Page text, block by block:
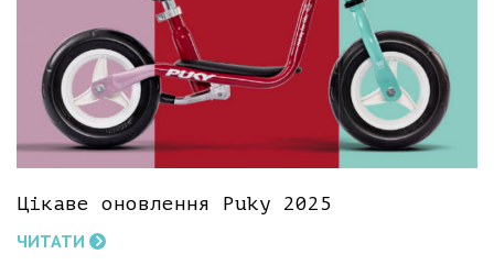
Цікаве оновлення Puky 2025
ЧИТАТИ